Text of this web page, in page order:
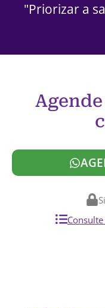
"Priorizar a